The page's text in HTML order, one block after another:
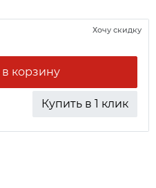
корзину
Купить в 1 клик
Хочу скидку